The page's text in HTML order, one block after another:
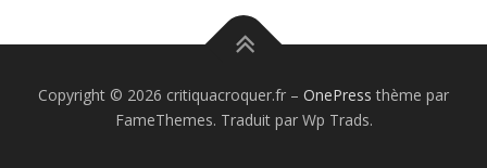
Copyright © 2026 critiquacroquer.fr – OnePress thème par
FameThemes. Traduit par Wp Trads.